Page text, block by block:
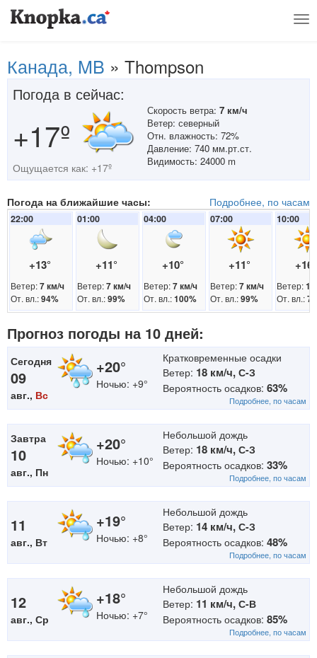
Канада, MB » Thompson
Погода в сейчас:
+17º
Ощущается как: +17º
Скорость ветра: 7 км/ч
Ветер: северный
Отн. влажность: 72%
Давление: 740 мм.рт.ст.
Видимость: 24000 m
Погода на ближайшие часы: Подробнее, по часам
22:00
+13°
Ветер:7 км/ч
От. вл.:94%
01:00
+11°
Ветер:7 км/ч
От. вл.:99%
04:00
+10°
Ветер:7 км/ч
От. вл.:100%
07:00
+11°
Ветер:7 км/ч
От. вл.:99%
10:00
Ветер:
От. вл.:
Прогноз погоды на 10 дней:
Сегодня
09
авг., Вс
+20°
Ночью: +9°
Кратковременные осадки
Ветер: 18 км/ч, С-З
Вероятность осадков: 63%
Подробнее, по часам
Завтра
10
авг., Пн
+20°
Ночью: +10°
Небольшой дождь
Ветер: 18 км/ч, С-З
Вероятность осадков: 33%
Подробнее, по часам
11
авг., Вт
+19°
Ночью: +8°
Небольшой дождь
Ветер: 14 км/ч, С-З
Вероятность осадков: 48%
Подробнее, по часам
12
авг., Ср
+18°
Ночью: +7°
Небольшой дождь
Ветер: 11 км/ч, С-В
Вероятность осадков: 85%
Подробнее, по часам